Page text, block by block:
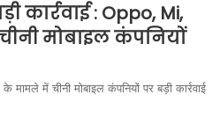
कार्रवाई : Oppo, Mi,
मोबाइल कंपनियों
में चीनी मोबाइल कंपनियों पर बड़ी कार्रवाई